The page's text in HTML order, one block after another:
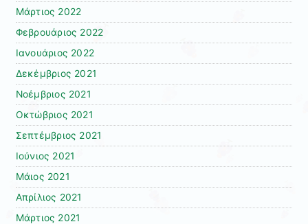
Μάρτιος 2022
Φεβρουάριος 2022
Ιανουάριος 2022
Δεκέμβριος 2021
Νοέμβριος 2021
Οκτώβριος 2021
Σεπτέμβριος 2021
Ιούνιος 2021
Μάιος 2021
Απρίλιος 2021
Μάρτιος 2021